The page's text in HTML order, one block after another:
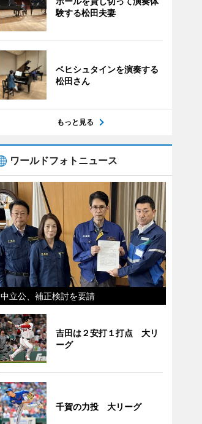
験する松田夫妻
ベヒシュタインを演奏する
松田さん
もっと見る
ワールドフォトニュース
中立公、補正検討を要請
吉田は２安打１打点 大リ
ーグ
千賀の力投 大リーグ